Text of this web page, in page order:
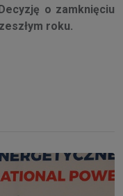
o zamknięciu
roku.